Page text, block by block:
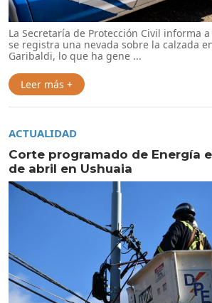
La Secretaría de Protección Civil informa
se registra una nevada sobre la calzada
Garibaldi, lo que ha gene ...
Leer más +
ACTUALIDAD
Corte programado de Energía
de abril en Ushuaia